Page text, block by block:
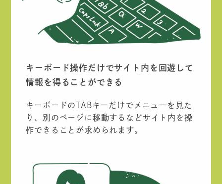
キーボード操作だけでサイト内を回遊して
情報を得ることができる
キーボードのTABキーだけでメニューを見た
り、別のページに移動するなどサイト内を操
作できることが求められます。